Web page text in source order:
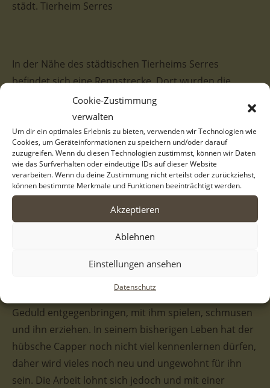
Cookie-Zustimmung
verwalten
Um dir ein optimales Erlebnis zu bieten, verwenden wir Technologien wie
Cookies, um Geräteinformationen zu speichern und/oder darauf
zuzugreifen. Wenn du diesen Technologien zustimmst, können wir Daten
wie das Surfverhalten oder eindeutige IDs auf dieser Website
verarbeiten. Wenn du deine Zustimmung nicht erteilst oder zurückziehst,
können bestimmte Merkmale und Funktionen beeinträchtigt werden.
Akzeptieren
Ablehnen
Einstellungen ansehen
Datenschutz
städt. Tierheim Serres
In der Nähe des städtischen Tierheims Serres
befindet sich eine Rennstrecke. Dort wurden die
Brüder Cap und Capper ausgesetzt. Mitarbeiter der
Anlage informierten das Tierheim und so fanden die
beiden den Weg in unsere Obhut. Der Tierheimalltag
ist jedoch laut und eintönig und wir hoffen sehr, dass
den hübschen Rüden ein Leben hinter Gittern erspart
bleibt und sie bald ihre Familien finden.
Capper ist ein hübscher Kerl, der aufmerksam in die
gewinnt. Er freut sich über Aufmerksamkeit, ist
Geduld entgegenbringen, mit ihm spielen, schmusen
und ihn erziehen. In seinem bisherigen Leben hat der
hübsche Capper noch nicht viel kennenlernen dürfen,
daher wird vieles noch neu und ungewohnt für ihn
sein. Die Arbeit lohnt sich jedoch und mit einer